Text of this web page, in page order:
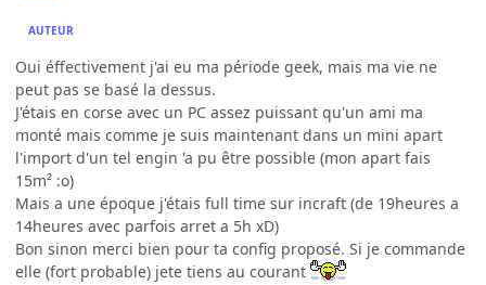
AUTEUR
Oui éffectivement j'ai eu ma période geek, mais ma vie ne
peut pas se basé la dessus.
J'étais en corse avec un PC assez puissant qu'un ami ma
monté mais comme je suis maintenant dans un mini apart
l'import d'un tel engin 'a pu être possible (mon apart fais
15m² :o)
Mais a une époque j'étais full time sur incraft (de 19heures a
14heures avec parfois arret a 5h xD)
Bon sinon merci bien pour ta config proposé. Si je commande
elle (fort probable) jete tiens au courant